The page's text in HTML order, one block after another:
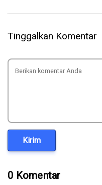
Tinggalkan Komentar
Kirim
0 Komentar